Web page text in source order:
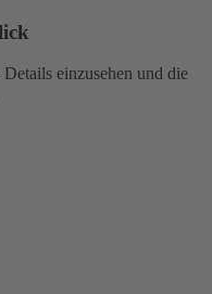
einzusehen und die